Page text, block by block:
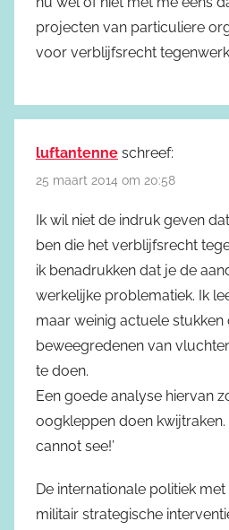
projecten van particuliere
voor verblijfsrecht
luftantenne schreef:
25 maart 2014 om 20:58
Ik wil niet de indruk geven
ben die het verblijfsrecht
ik benadrukken dat je de
werkelijke problematiek. Ik
maar weinig actuele stukken
beweegredenen van
te doen.
Een goede analyse hiervan
oogkleppen doen kwijtraken.
cannot see!’
De internationale politiek
militair strategische